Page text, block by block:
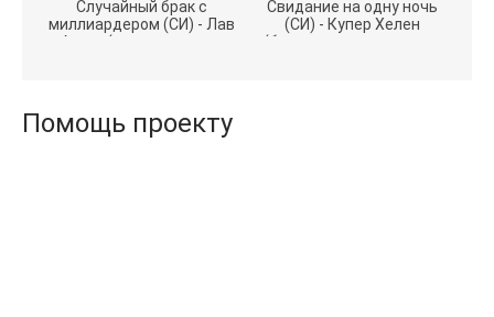
Случайный брак с
миллиардером (СИ) - Лав
Агата (полная версия
Свидание на одну ночь
(СИ) - Купер Хелен
(бесплатные серии книг
Помощь проекту